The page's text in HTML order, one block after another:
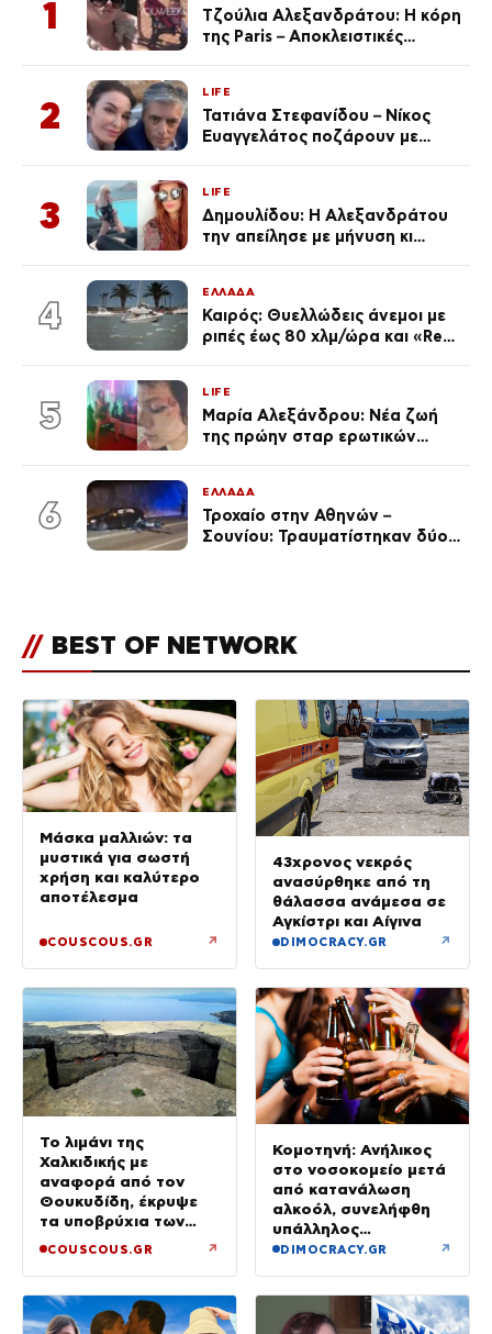
1
Τζούλια Αλεξανδράτου: Η κόρη
της Paris – Αποκλειστικές
2
LIFE
Τατιάνα Στεφανίδου – Νίκος
Ευαγγελάτος ποζάρουν με
3
LIFE
Δημουλίδου: Η Αλεξανδράτου
την απείλησε με μήνυση κι
ποια είσαι σοκαρίστικα»
4
ΕΛΛΑΔΑ
Καιρός: Θυελλώδεις άνεμοι με
ριπές έως 80 χλμ/ώρα και «Red
5
LIFE
Μαρία Αλεξάνδρου: Νέα ζωή
της πρώην σταρ ερωτικών
(Φωτογραφίες)
6
ΕΛΛΑΔΑ
Τροχαίο στην Αθηνών –
Σουνίου: Τραυματίστηκαν δύο
// BEST OF NETWORK
Μάσκα μαλλιών: τα
μυστικά για σωστή
χρήση και καλύτερο
αποτέλεσμα
COUSCOUS.GR ↗
43χρονος νεκρός
ανασύρθηκε από τη
θάλασσα ανάμεσα σε
Αγκίστρι και Αίγινα
DIMOCRACY.GR ↗
Το λιμάνι της
Χαλκιδικής με
αναφορά από τον
Θουκυδίδη, έκρυψε
τα υποβρύχια των
επισκέπτες
COUSCOUS.GR ↗
Κομοτηνή: Ανήλικος
στο νοσοκομείο μετά
από κατανάλωση
αλκοόλ, συνελήφθη
υπάλληλος
καταστήματος
DIMOCRACY.GR ↗